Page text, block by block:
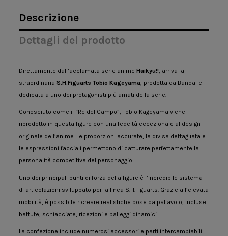
Descrizione
Dettagli del prodotto
Direttamente dall’acclamata serie animeHaikyu!! , arriva la
straordinariaS.H.Figuarts Tobio Kageyama , prodotta da Bandai e
dedicata a uno dei protagonisti più amati della serie.
Conosciuto come il “Re del Campo”, Tobio Kageyama viene
riprodotto in questa figure con una fedeltà eccezionale al design
originale dell’anime. Le proporzioni accurate, la divisa dettagliata e
le espressioni facciali permettono di catturare perfettamente la
personalità competitiva del personaggio.
Uno dei principali punti di forza della figure è l’incredibile sistema
di articolazioni sviluppato per la linea S.H.Figuarts. Grazie all’elevata
mobilità, è possibile ricreare realistiche pose da pallavolo, incluse
battute, schiacciate, ricezioni e palleggi dinamici.
La confezione include numerosi accessori e parti intercambiabili